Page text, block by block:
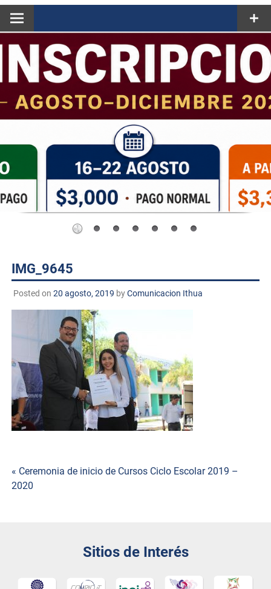
IMG_9645
Posted on 20 agosto, 2019 byComunicacion Ithua
Navegación
« Ceremonia de inicio de Cursos Ciclo Escolar 2019 –
2020
Sitios de Interés